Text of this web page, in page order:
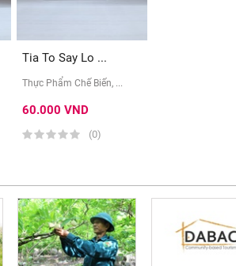
Tia To Say Lo ...
Thực Phẩm Chế Biến, ...
60.000 VND
(0)